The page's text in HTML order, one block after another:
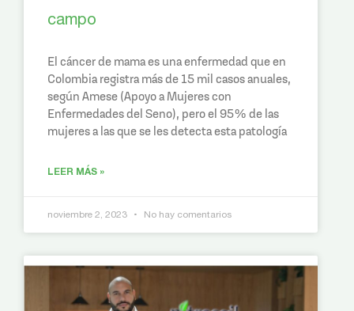
campo
El cáncer de mama es una enfermedad que en
Colombia registra más de 15 mil casos anuales,
según Amese (Apoyo a Mujeres con
Enfermedades del Seno), pero el 95% de las
mujeres a las que se les detecta esta patología
LEER MÁS »
noviembre 2, 2023 No hay comentarios